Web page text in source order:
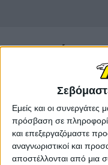
Εμείς και οι
πρόσβαση σε
και επεξεργαζόμαστε
αναγνωριστικοί και
αποστέλλονται από μια
Θεοχαράκης